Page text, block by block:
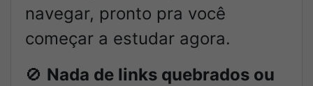
navegar, pronto pra você
começar a estudar agora.
🚫 Nada de links quebrados ou